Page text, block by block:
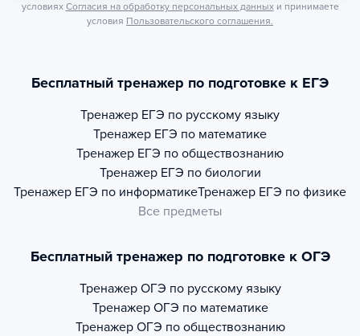
условиях Согласия на обработку персональных данных и принимаете
условия Пользовательского соглашения.
Бесплатный тренажер по подготовке к ЕГЭ
Тренажер ЕГЭ по русскому языку
Тренажер ЕГЭ по математике
Тренажер ЕГЭ по обществознанию
Тренажер ЕГЭ по биологии
Тренажер ЕГЭ по информатикеТренажер ЕГЭ по физике
Все предметы
Бесплатный тренажер по подготовке к ОГЭ
Тренажер ОГЭ по русскому языку
Тренажер ОГЭ по математике
Тренажер ОГЭ по обществознанию